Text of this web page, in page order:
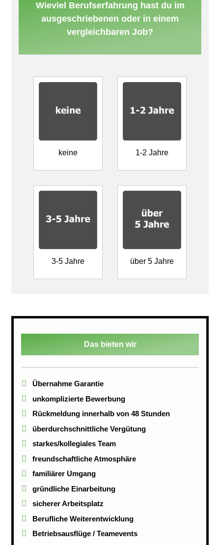
Wieviel Berufserfahrung hast du im
ausgeschriebenen oder in einem
vergleichbaren Job?
keine 1-2 Jahre
3-5 Jahre über 5 Jahre
Das bieten wir
Übernahme Garantie
unkomplizierte Bewerbung
Rückmeldung innerhalb von 48 Stunden
überdurchschnittliche Vergütung
starkes/kollegiales Team
freundschaftliche Atmosphäre
familiärer Umgang
gründliche Einarbeitung
sicherer Arbeitsplatz
Berufliche Weiterentwicklung
Betriebsausflüge / Teamevents